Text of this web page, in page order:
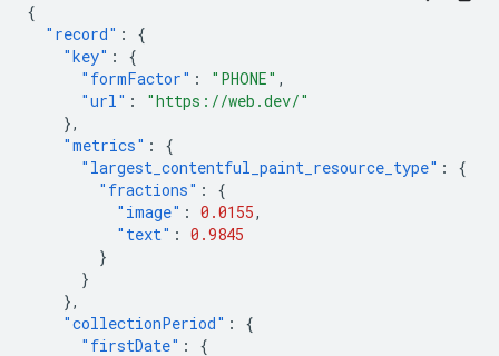
{
"record" :
{
"key" :
{
"formFactor" : "PHONE" ,
"url" :
"https://web.dev/"
},
"metrics" :
{
"largest_contentful_paint_resource_type" :
{
"fractions" :
{
"image" : 0.0155,
"text" : 0.9845
}
}
},
"collectionPeriod" :
{
"firstDate" : {